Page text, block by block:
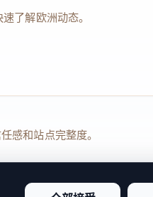
了解欧洲动态。
感和站点完整度。